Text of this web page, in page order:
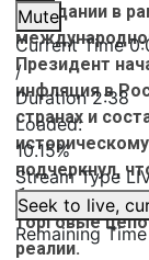
Mute
Current Time
/
Duration2:38
Loaded:
10.15%
Stream Type
Seek to live,
Remaining Time
заседании в
Президент
инфляция в
странах и
подчеркнул,
бизнес, но
торговые
реалии.